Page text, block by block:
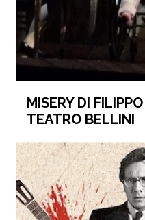
MISERY DI
TEATRO BELLINI